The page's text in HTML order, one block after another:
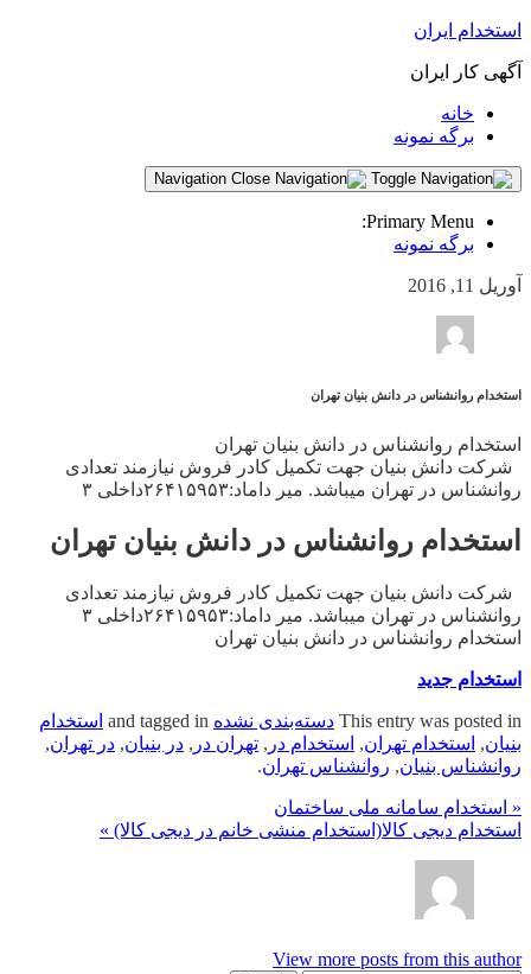
استخدام ایران
آگهی کار ایران
خانه
برگه نمونه
Primary Menu:
برگه نمونه
آوریل 11, 2016
استخدام روانشناس در دانش بنیان تهران
استخدام روانشناس در دانش بنیان تهران
شرکت دانش بنیان جهت تکمیل کادر فروش نیازمند تعدادی
روانشناس در تهران میباشد. میر داماد:۲۶۴۱۵۹۵۳داخلی ۳
استخدام روانشناس در دانش بنیان تهران
شرکت دانش بنیان جهت تکمیل کادر فروش نیازمند تعدادی
روانشناس در تهران میباشد. میر داماد:۲۶۴۱۵۹۵۳داخلی ۳
استخدام روانشناس در دانش بنیان تهران
استخدام جدید
This entry was posted in دسته‌بندی نشده
استخدام
بنیان, استخدام تهران, استخدام در , تهران در , در بنیان, در تهران,
روانشناس بنیان, روانشناس تهران.
« استخدام سامانه ملی ساختمان
استخدام دیجی کالا(استخدام منشی خانم در دیجی کالا) »
View more posts from this author